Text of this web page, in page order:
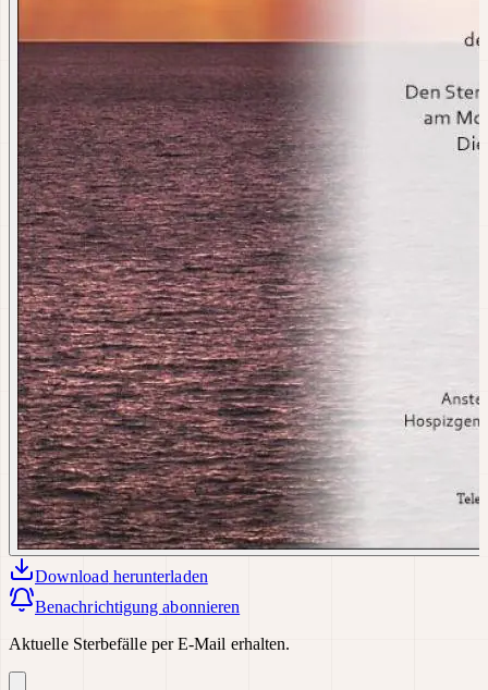
Download herunterladen
Benachrichtigung abonnieren
Aktuelle Sterbefälle per E-Mail erhalten.